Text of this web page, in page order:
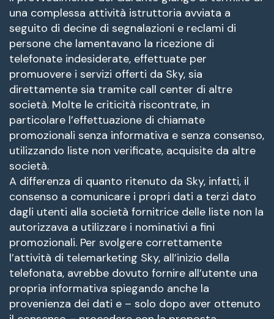
una complessa attività istruttoria avviata a
seguito di decine di segnalazioni e reclami di
persone che lamentavano la ricezione di
telefonate indesiderate, effettuate per
promuovere i servizi offerti da Sky, sia
direttamente sia tramite call center di altre
società. Molte le criticità riscontrate, in
particolare l’effettuazione di chiamate
promozionali senza informativa e senza consenso,
utilizzando liste non verificate, acquisite da altre
società.
A differenza di quanto ritenuto da Sky, infatti, il
consenso a comunicare i propri dati a terzi dato
dagli utenti alla società fornitrice delle liste non la
autorizzava a utilizzare i nominativi a fini
promozionali. Per svolgere correttamente
l’attività di telemarketing Sky, all’inizio della
telefonata, avrebbe dovuto fornire all’utente una
propria informativa spiegando anche la
provenienza dei dati e – solo dopo aver ottenuto